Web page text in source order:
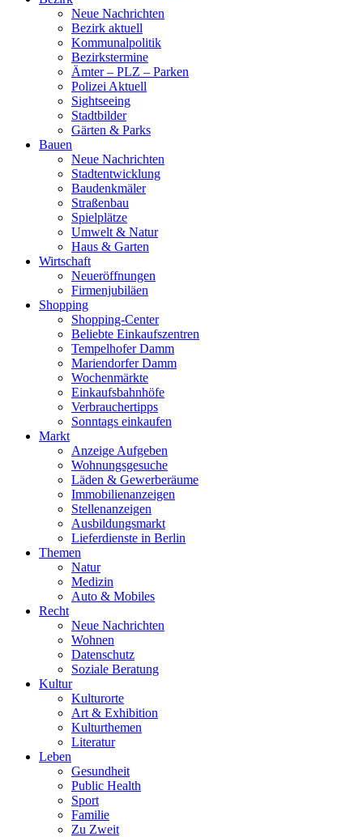
Neue Nachrichten
Bezirk aktuell
Kommunalpolitik
Bezirkstermine
Ämter – PLZ – Parken
Polizei Aktuell
Sightseeing
Stadtbilder
Gärten & Parks
Bauen
Neue Nachrichten
Stadtentwicklung
Baudenkmäler
Straßenbau
Spielplätze
Umwelt & Natur
Haus & Garten
Wirtschaft
Neueröffnungen
Firmenjubiläen
Shopping
Shopping-Center
Beliebte Einkaufszentren
Tempelhofer Damm
Mariendorfer Damm
Wochenmärkte
Einkaufsbahnhöfe
Verbrauchertipps
Sonntags einkaufen
Markt
Anzeige Aufgeben
Wohnungsgesuche
Läden & Gewerberäume
Immobilienanzeigen
Stellenanzeigen
Ausbildungsmarkt
Lieferdienste in Berlin
Themen
Natur
Medizin
Auto & Mobiles
Recht
Neue Nachrichten
Wohnen
Datenschutz
Soziale Beratung
Kultur
Kulturorte
Art & Exhibition
Kulturthemen
Literatur
Leben
Gesundheit
Public Health
Sport
Familie
Zu Zweit